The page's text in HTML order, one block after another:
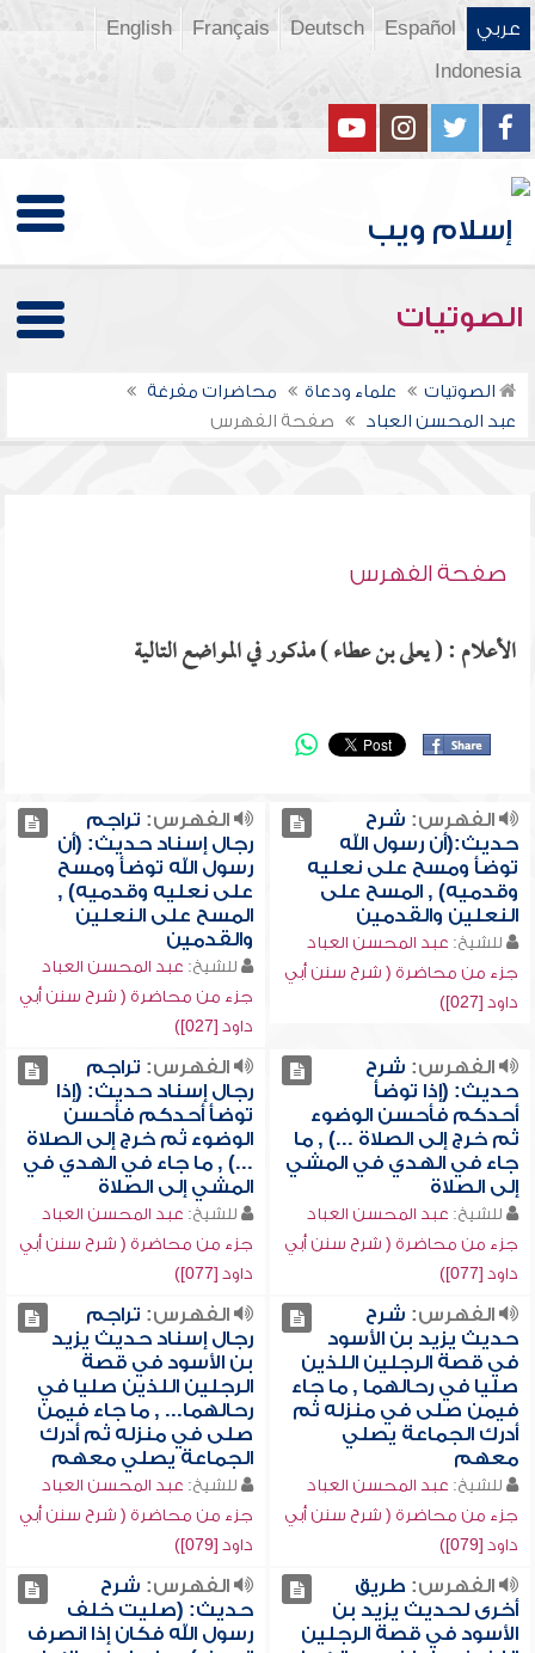
عربي Español
Deutsch
Français
English
Indonesia
الصوتيات
الصوتيات علماء ودعاة
محاضرات مفرغة
عبد المحسن العباد
صفحة الفهرس
صفحة الفهرس
الأعلام : ( يعلى بن عطاء ) مذكور في المواضع التالية
الفهرس: شرح
حديث:(أن رسول الله
توضأ ومسح على نعليه
وقدميه) , المسح على
النعلين والقدمين
للشيخ: عبد المحسن العباد
جزء من محاضرة ( شرح سنن أبي
داود [027])
الفهرس: تراجم
رجال إسناد حديث: (أن
رسول الله توضأ ومسح
على نعليه وقدميه) ,
المسح على النعلين
والقدمين
للشيخ: عبد المحسن العباد
جزء من محاضرة ( شرح سنن أبي
داود [027])
الفهرس: شرح
حديث: (إذا توضأ
أحدكم فأحسن الوضوء
ثم خرج إلى الصلاة ...) , ما
جاء في الهدي في المشي
إلى الصلاة
للشيخ: عبد المحسن العباد
جزء من محاضرة ( شرح سنن أبي
داود [077])
الفهرس: تراجم
رجال إسناد حديث: (إذا
توضأ أحدكم فأحسن
الوضوء ثم خرج إلى الصلاة
...) , ما جاء في الهدي في
المشي إلى الصلاة
للشيخ: عبد المحسن العباد
جزء من محاضرة ( شرح سنن أبي
داود [077])
الفهرس: شرح
حديث يزيد بن الأسود
في قصة الرجلين اللذين
صليا في رحالهما , ما جاء
فيمن صلى في منزله ثم
أدرك الجماعة يصلي
معهم
للشيخ: عبد المحسن العباد
جزء من محاضرة ( شرح سنن أبي
داود [079])
الفهرس: تراجم
رجال إسناد حديث يزيد
بن الأسود في قصة
الرجلين اللذين صليا في
رحالهما... , ما جاء فيمن
صلى في منزله ثم أدرك
الجماعة يصلي معهم
للشيخ: عبد المحسن العباد
جزء من محاضرة ( شرح سنن أبي
داود [079])
الفهرس: طريق
أخرى لحديث يزيد بن
الأسود في قصة الرجلين
الفهرس: شرح
حديث: (صليت خلف
رسول الله فكان إذا انصرف